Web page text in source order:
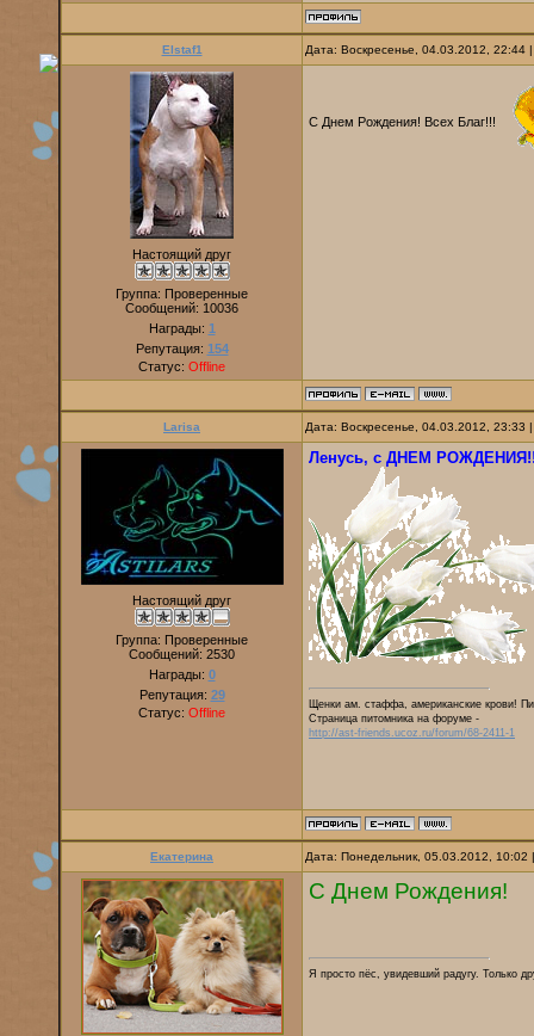
Elstaf1 Дата: Воскресенье, 04.03.2012,
Настоящий друг
Группа: Проверенные
Сообщений: 10036
Награды: 1
Репутация: 154
Статус: Offline
С Днем Рождения! Всех Благ!!!
Larisa Дата: Воскресенье, 04.03.2012,
Настоящий друг
Группа: Проверенные
Сообщений: 2530
Награды: 0
Репутация: 29
Статус: Offline
Ленусь, с ДНЕМ РОЖДЕНИЯ!!!
Щенки ам. стаффа, американские крови!
Страница питомника на форуме -
http://ast-friends.ucoz.ru/forum/68-2411-1
Екатерина Дата: Понедельник, 05.03.2012,
С Днем Рождения!
Я просто пёс, увидевший радугу. Только